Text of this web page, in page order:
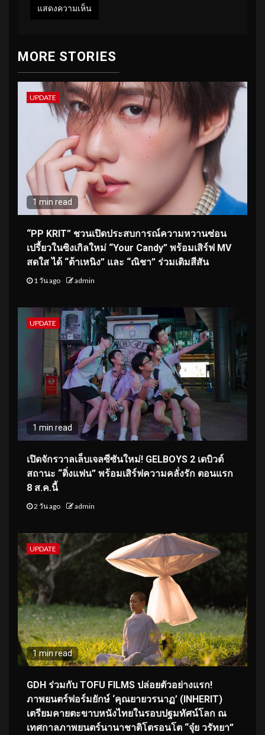
MORE STORIES
UPDATE
1 min read
“PP KRIT” ชวนเปิดประสบการณ์ความหวานซ่อน
เปรี้ยวในซิงเกิลใหม่ “Your Candy” พร้อมเสิร์ฟ MV
สดใส ได้ “ต้าเหนิง” และ “ณิชา” ร่วมเติมสีสัน
1 วัน ago admin
UPDATE
1 min read
เปิดจักรวาลเล็บเจลซีซันใหม่! GELBOYS 2 เดบิวต์
สถานะ “ติ่งแฟน” พร้อมเสิร์ฟความคลั่งรัก ตอนแรก
8 ส.ค.นี้
2 วัน ago admin
UPDATE
1 min read
GDH ร่วมกับ TOFU FILMS ปล่อยตัวอย่างแรก!
ภาพยนตร์ฟอร์มยักษ์ ‘คุณยายวรนาฏ’ (INHERIT)
เตรียมคายตะขาบหนังไทยในรอบปฐมทัศน์โลก ณ
เทศกาลภาพยนตร์นานาชาติโตรอนโต “จุ๋ย วรัทยา”